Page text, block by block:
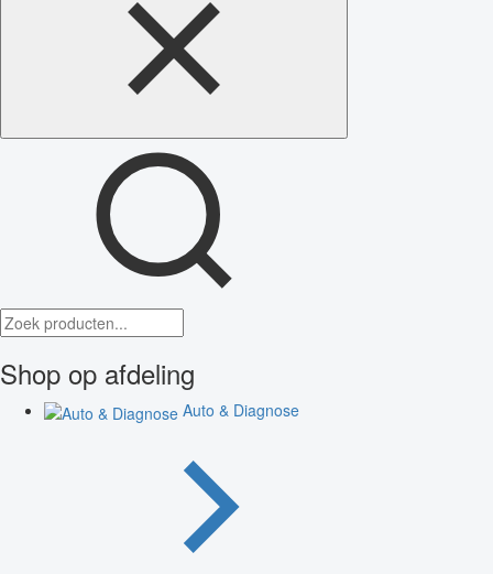
Shop op afdeling
Auto & Diagnose